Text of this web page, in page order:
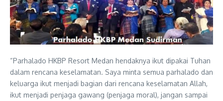
“Parhalado HKBP Resort Medan hendaknya ikut dipakai Tuhan
dalam rencana keselamatan. Saya minta semua parhalado dan
keluarga ikut menjadi bagian dari rencana keselamatan Allah,
ikut menjadi penjaga gawang (penjaga moral), jangan sampai